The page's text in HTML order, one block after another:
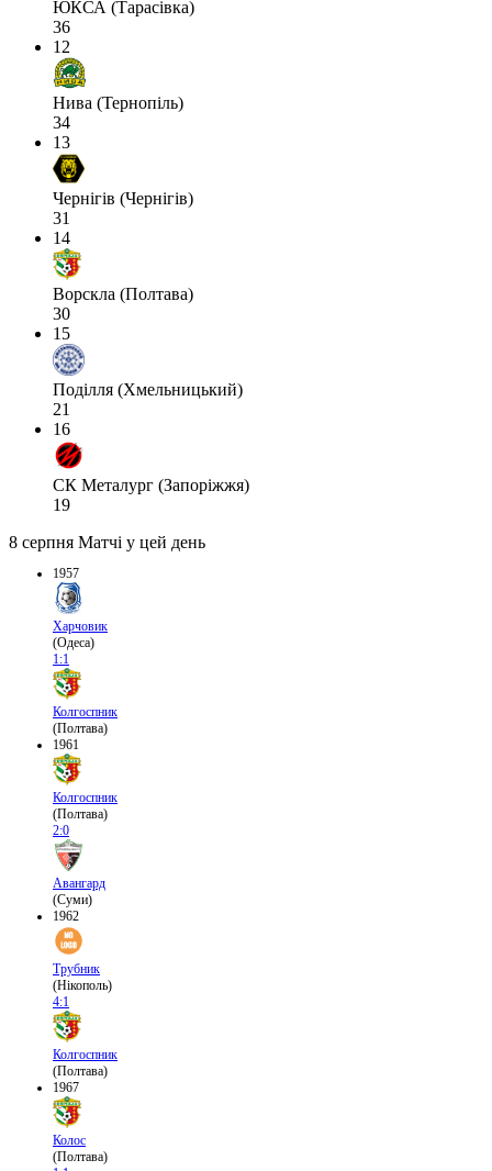
ЮКСА (Тарасівка)
36
12
Нива (Тернопіль)
34
13
Чернігів (Чернігів)
31
14
Ворскла (Полтава)
30
15
Поділля (Хмельницький)
21
16
СК Металург (Запоріжжя)
19
8 серпня Матчі у цей день
1957
Харчовик
(Одеса)
1:1
Колгоспник
(Полтава)
1961
Колгоспник
(Полтава)
2:0
Авангард
(Суми)
1962
Трубник
(Нікополь)
4:1
Колгоспник
(Полтава)
1967
Колос
(Полтава)